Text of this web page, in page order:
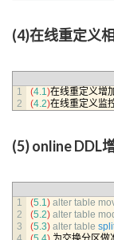
(4)在线重定义相
1
2
(4.1)在线重定义增
(4.2)在线重定义监
(5) online DDL增
1
2
3
(5.1) alter table
(5.2) alter table
(5.3) alter table